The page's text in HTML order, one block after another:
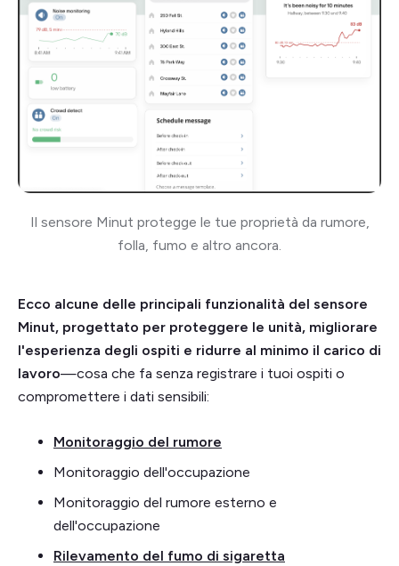
Il sensore Minut protegge le tue proprietà da rumore,
folla, fumo e altro ancora.
Ecco alcune delle principali funzionalità del sensore
Minut, progettato per proteggere le unità, migliorare
l'esperienza degli ospiti e ridurre al minimo il carico di
lavoro—cosa che fa senza registrare i tuoi ospiti o
compromettere i dati sensibili:
Monitoraggio del rumore
Monitoraggio dell'occupazione
Monitoraggio del rumore esterno e
dell'occupazione
Rilevamento del fumo di sigaretta